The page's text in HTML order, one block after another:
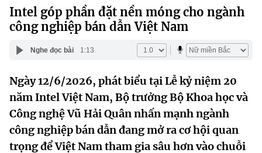
Danh mục
Trang chủ
Giới thiệu
Chức năng nhiệm vụ
Cơ cấu tổ chức
Lịch sử phát triển
Tin tức sự kiện
Khoa học và Công nghệ
Đổi mới sáng tạo
Dịch vụ công
Hệ thống văn bản
Intel góp phần đặt nền móng cho ngành
công nghiệp bán dẫn Việt Nam
Nghe đọc bài 1:13
Ngày 12/6/2026, phát biểu tại Lễ kỷ niệm 20
năm Intel Việt Nam, Bộ trưởng Bộ Khoa học và
Công nghệ Vũ Hải Quân nhấn mạnh ngành
công nghiệp bán dẫn đang mở ra cơ hội quan
trọng để Việt Nam tham gia sâu hơn vào chuỗi